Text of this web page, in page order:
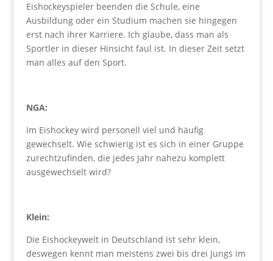
Eishockeyspieler beenden die Schule, eine
Ausbildung oder ein Studium machen sie hingegen
erst nach ihrer Karriere. Ich glaube, dass man als
Sportler in dieser Hinsicht faul ist. In dieser Zeit setzt
man alles auf den Sport.
NGA:
Im Eishockey wird personell viel und häufig
gewechselt. Wie schwierig ist es sich in einer Gruppe
zurechtzufinden, die jedes Jahr nahezu komplett
ausgewechselt wird?
Klein:
Die Eishockeywelt in Deutschland ist sehr klein,
deswegen kennt man meistens zwei bis drei Jungs im